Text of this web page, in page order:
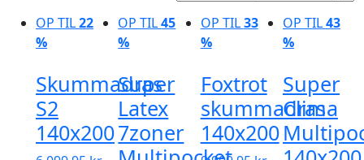
pris:
lav
høj
OP TIL22
%
Skummadras
S2
140x200
OP TIL45
%
Super
Latex
7zoner
OP TIL33
%
Foxtrot
skummadras
140x200
OP TIL43
%
Super
Clima